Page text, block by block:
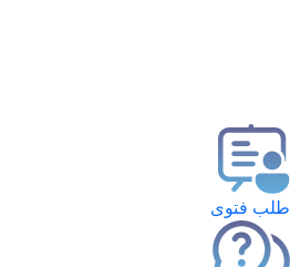
طلب فتوى